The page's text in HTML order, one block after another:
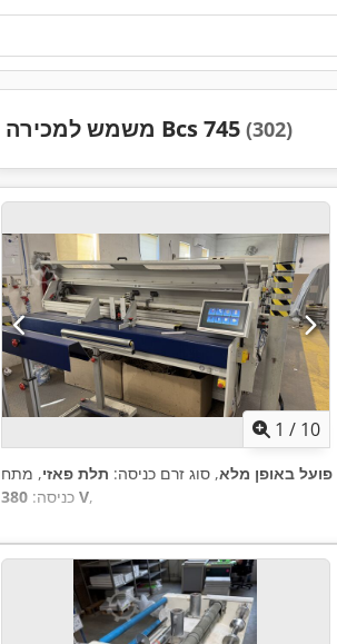
משמש למכירה Bcs 745 (302)
1 / 10
פועל באופן מלא, סוג זרם כניסה: תלת פאזי, מתח
כניסה: 380 V,